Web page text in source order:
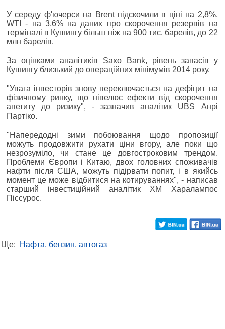
У середу ф'ючерси на Brent підскочили в ціні на 2,8%,
WTI - на 3,6% на даних про скорочення резервів на
терміналі в Кушингу більш ніж на 900 тис. барелів, до 22
млн барелів.
За оцінками аналітиків Saxo Bank, рівень запасів у
Кушингу близький до операційних мінімумів 2014 року.
"Увага інвесторів знову переключається на дефіцит на
фізичному ринку, що нівелює ефекти від скорочення
апетиту до ризику", - зазначив аналітик UBS Анрі
Партіко.
"Напередодні зими побоювання щодо пропозиції
можуть продовжити рухати ціни вгору, але поки що
незрозуміло, чи стане це довгостроковим трендом.
Проблеми Європи і Китаю, двох головних споживачів
нафти після США, можуть підірвати попит, і в якийсь
момент це може відбитися на котируваннях", - написав
старший інвестиційний аналітик XM Харалампос
Піссурос.
Ще: Нафта, бензин, автогаз